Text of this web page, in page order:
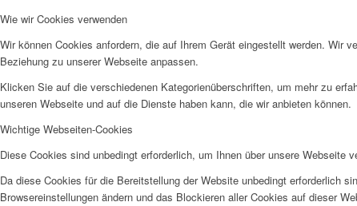
Wie wir Cookies verwenden
Wir können Cookies anfordern, die auf Ihrem Gerät eingestellt werden. Wir
Beziehung zu unserer Webseite anpassen.
Klicken Sie auf die verschiedenen Kategorienüberschriften, um mehr zu
unseren Webseite und auf die Dienste haben kann, die wir anbieten können.
Wichtige Webseiten-Cookies
Diese Cookies sind unbedingt erforderlich, um Ihnen über unsere
Da diese Cookies für die Bereitstellung der Website unbedingt erforderlich
Browsereinstellungen ändern und das Blockieren aller Cookies auf dieser